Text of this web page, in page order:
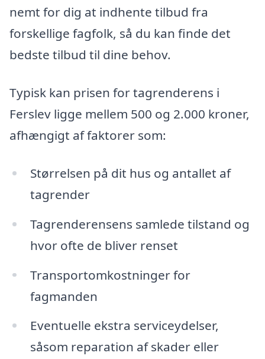
nemt for dig at indhente tilbud fra
forskellige fagfolk, så du kan finde det
bedste tilbud til dine behov.
Typisk kan prisen for tagrenderens i
Ferslev ligge mellem 500 og 2.000 kroner,
afhængigt af faktorer som:
Størrelsen på dit hus og antallet af
tagrender
Tagrenderensens samlede tilstand og
hvor ofte de bliver renset
Transportomkostninger for
fagmanden
Eventuelle ekstra serviceydelser,
såsom reparation af skader eller